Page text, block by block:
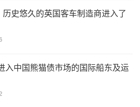
史悠久的英国客车制造商进入了
入中国熊猫债市场的国际船东及运